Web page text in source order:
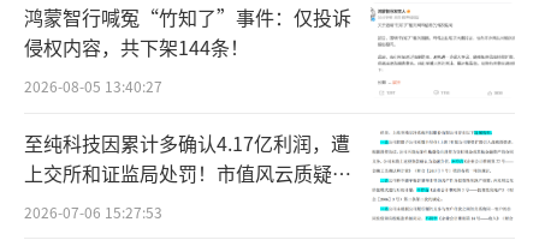
本次收购，欧莱雅管理层表示寄予了很大的希
望。
欧莱雅集团首席执行官叶鸿慕对外表
示：“这使我们能够探索在快速增长的美容市
场建立合作伙伴关系，而这正是我们纯美容业
鸿蒙智行喊冤“竹知了”事件：仅投诉
侵权内容，共下架144条！
2026-08-05 13:40:27
至纯科技因累计多确认4.17亿利润，遭
上交所和证监局处罚！市值风云质疑其
财务问题，遭巨额索赔！
2026-07-06 15:27:53